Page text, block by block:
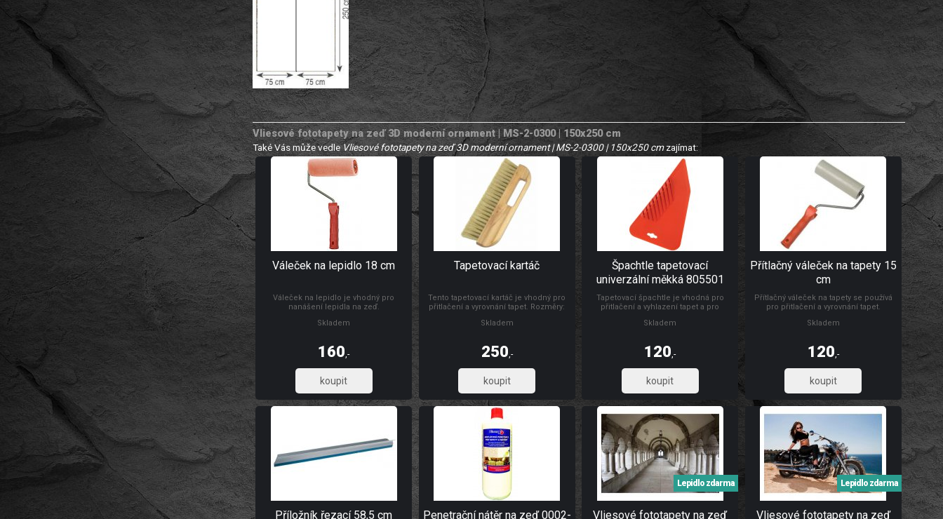
Vliesové fototapety na zeď 3D moderní ornament | MS-2-0300 | 150x250 cm
Také Vás může vedleVliesové fototapety na zeď 3D moderní ornament | MS-2-0300 | 150x250 cmzajímat:
Váleček na lepidlo 18 cm
Váleček na lepidlo je vhodný pro
nanášení lepidla na zeď.
Skladem
160 ,-
132,23
Tapetovací kartáč
Tento tapetovací kartáč je vhodný pro
přitlačení a vyrovnání tapet. Rozměry:
Skladem
250 ,-
206,61
Špachtle tapetovací
univerzální měkká 805501
Tapetovací špachtle je vhodná pro
přitlačení a vyhlazení tapet a pro
folií, s drážkou pro odříznutí tapet ve
Skladem
120 ,-
99,17
Přítlačný váleček na tapety 15
cm
Přítlačný váleček na tapety se používá
pro přitlačení a vyrovnání tapet.
je vyroben z PUR pěny, umělohmotný
Skladem
120 ,-
99,17
Příložník řezací 58,5 cm
Penetrační nátěr na zeď 0002-
Vliesové fototapety na zeď
Lepidlo zdarma
Vliesové fototapety na zeď
Lepidlo zdarma